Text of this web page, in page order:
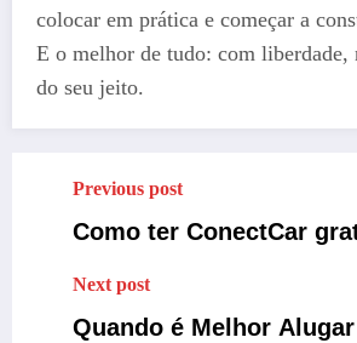
colocar em prática e começar a
E o melhor de tudo: com liberdade,
do seu jeito.
Previous post
Como ter ConectCar
Next post
Quando é Melhor